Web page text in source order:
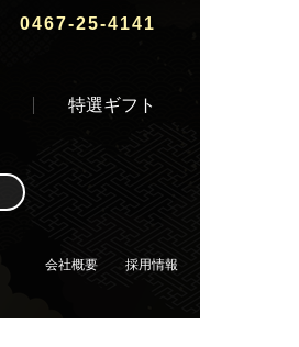
0467-25-4141
特選ギフト
会社概要 採用情報